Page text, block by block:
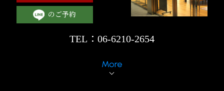
のご予約
TEL：06-6210-2654
More